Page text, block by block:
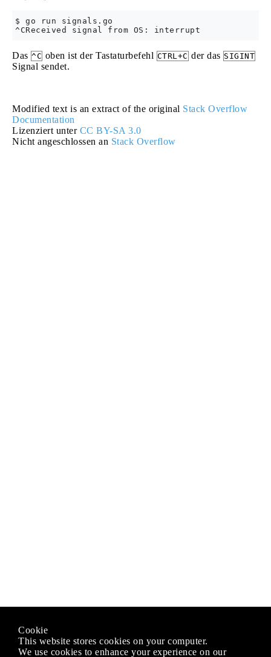
$ go run signals.go
Das ^C oben ist der Tastaturbefehl CTRL+C der das SIGINT
Signal sendet.
Modified text is an extract of the original Stack Overflow
Documentation
Lizenziert unter CC BY-SA 3.0
Nicht angeschlossen an Stack Overflow
Cookie
This website stores cookies on your computer.
We use cookies to enhance your experience on our